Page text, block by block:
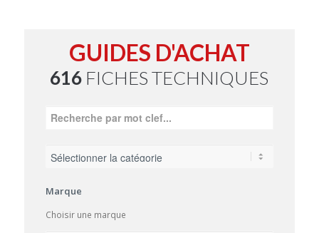
GUIDES D'ACHAT
616 FICHES TECHNIQUES
Marque
Choisir une marque